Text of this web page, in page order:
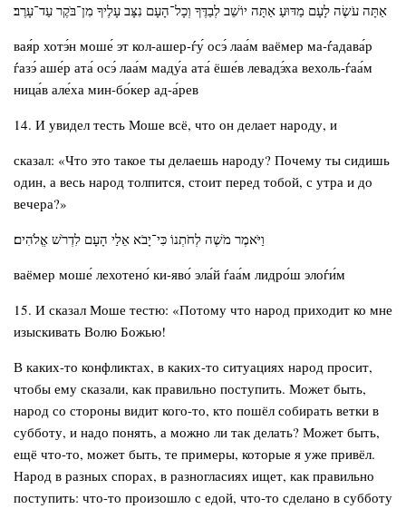
אַתָּה עֹשֶׂה לָעָם מַדּוּעַ אַתָּה יוֹשֵׁב לְבַדֶּךָ וְכָל־הָעָם נִצָּב עָלֶיךָ מִן־בֹּקֶר עַד־עָרֶב׃
вая́р хотэ́н моше́ эт кол-ашер-ѓу́ осэ́ лаа́м ваёмер ма-ѓадава́р
ѓазэ́ аше́р ата́ осэ́ лаа́м маду́а ата́ ёше́в левадэ́ха вехоль-ѓаа́м
ница́в але́ха мин-бо́кер ад-а́рев
14. И увидел тесть Моше всё, что он делает народу, и
сказал: «Что это такое ты делаешь народу? Почему ты сидишь
один, а весь народ толпится, стоит перед тобой, с утра и до
вечера?»
וַיֹּאמֶר מֹשֶׁה לְחֹתְנוֹ כִּי־יָבֹא אֵלַי הָעָם לִדְרֹשׁ אֱלֹהִים׃
ваёмер моше́ лехотено́ ки-яво́ эла́й ѓаа́м лидро́ш элоѓи́м
15. И сказал Моше тестю: «Потому что народ приходит ко мне
изыскивать Волю Божью!
В каких-то конфликтах, в каких-то ситуациях народ просит,
чтобы ему сказали, как правильно поступить. Может быть,
народ со стороны видит кого-то, кто пошёл собирать ветки в
субботу, и надо понять, а можно ли так делать? Может быть,
ещё что-то, может быть, те примеры, которые я уже привёл.
Народ в разных спорах, в разногласиях ищет, как правильно
поступить: что-то произошло с едой, что-то сделано в субботу